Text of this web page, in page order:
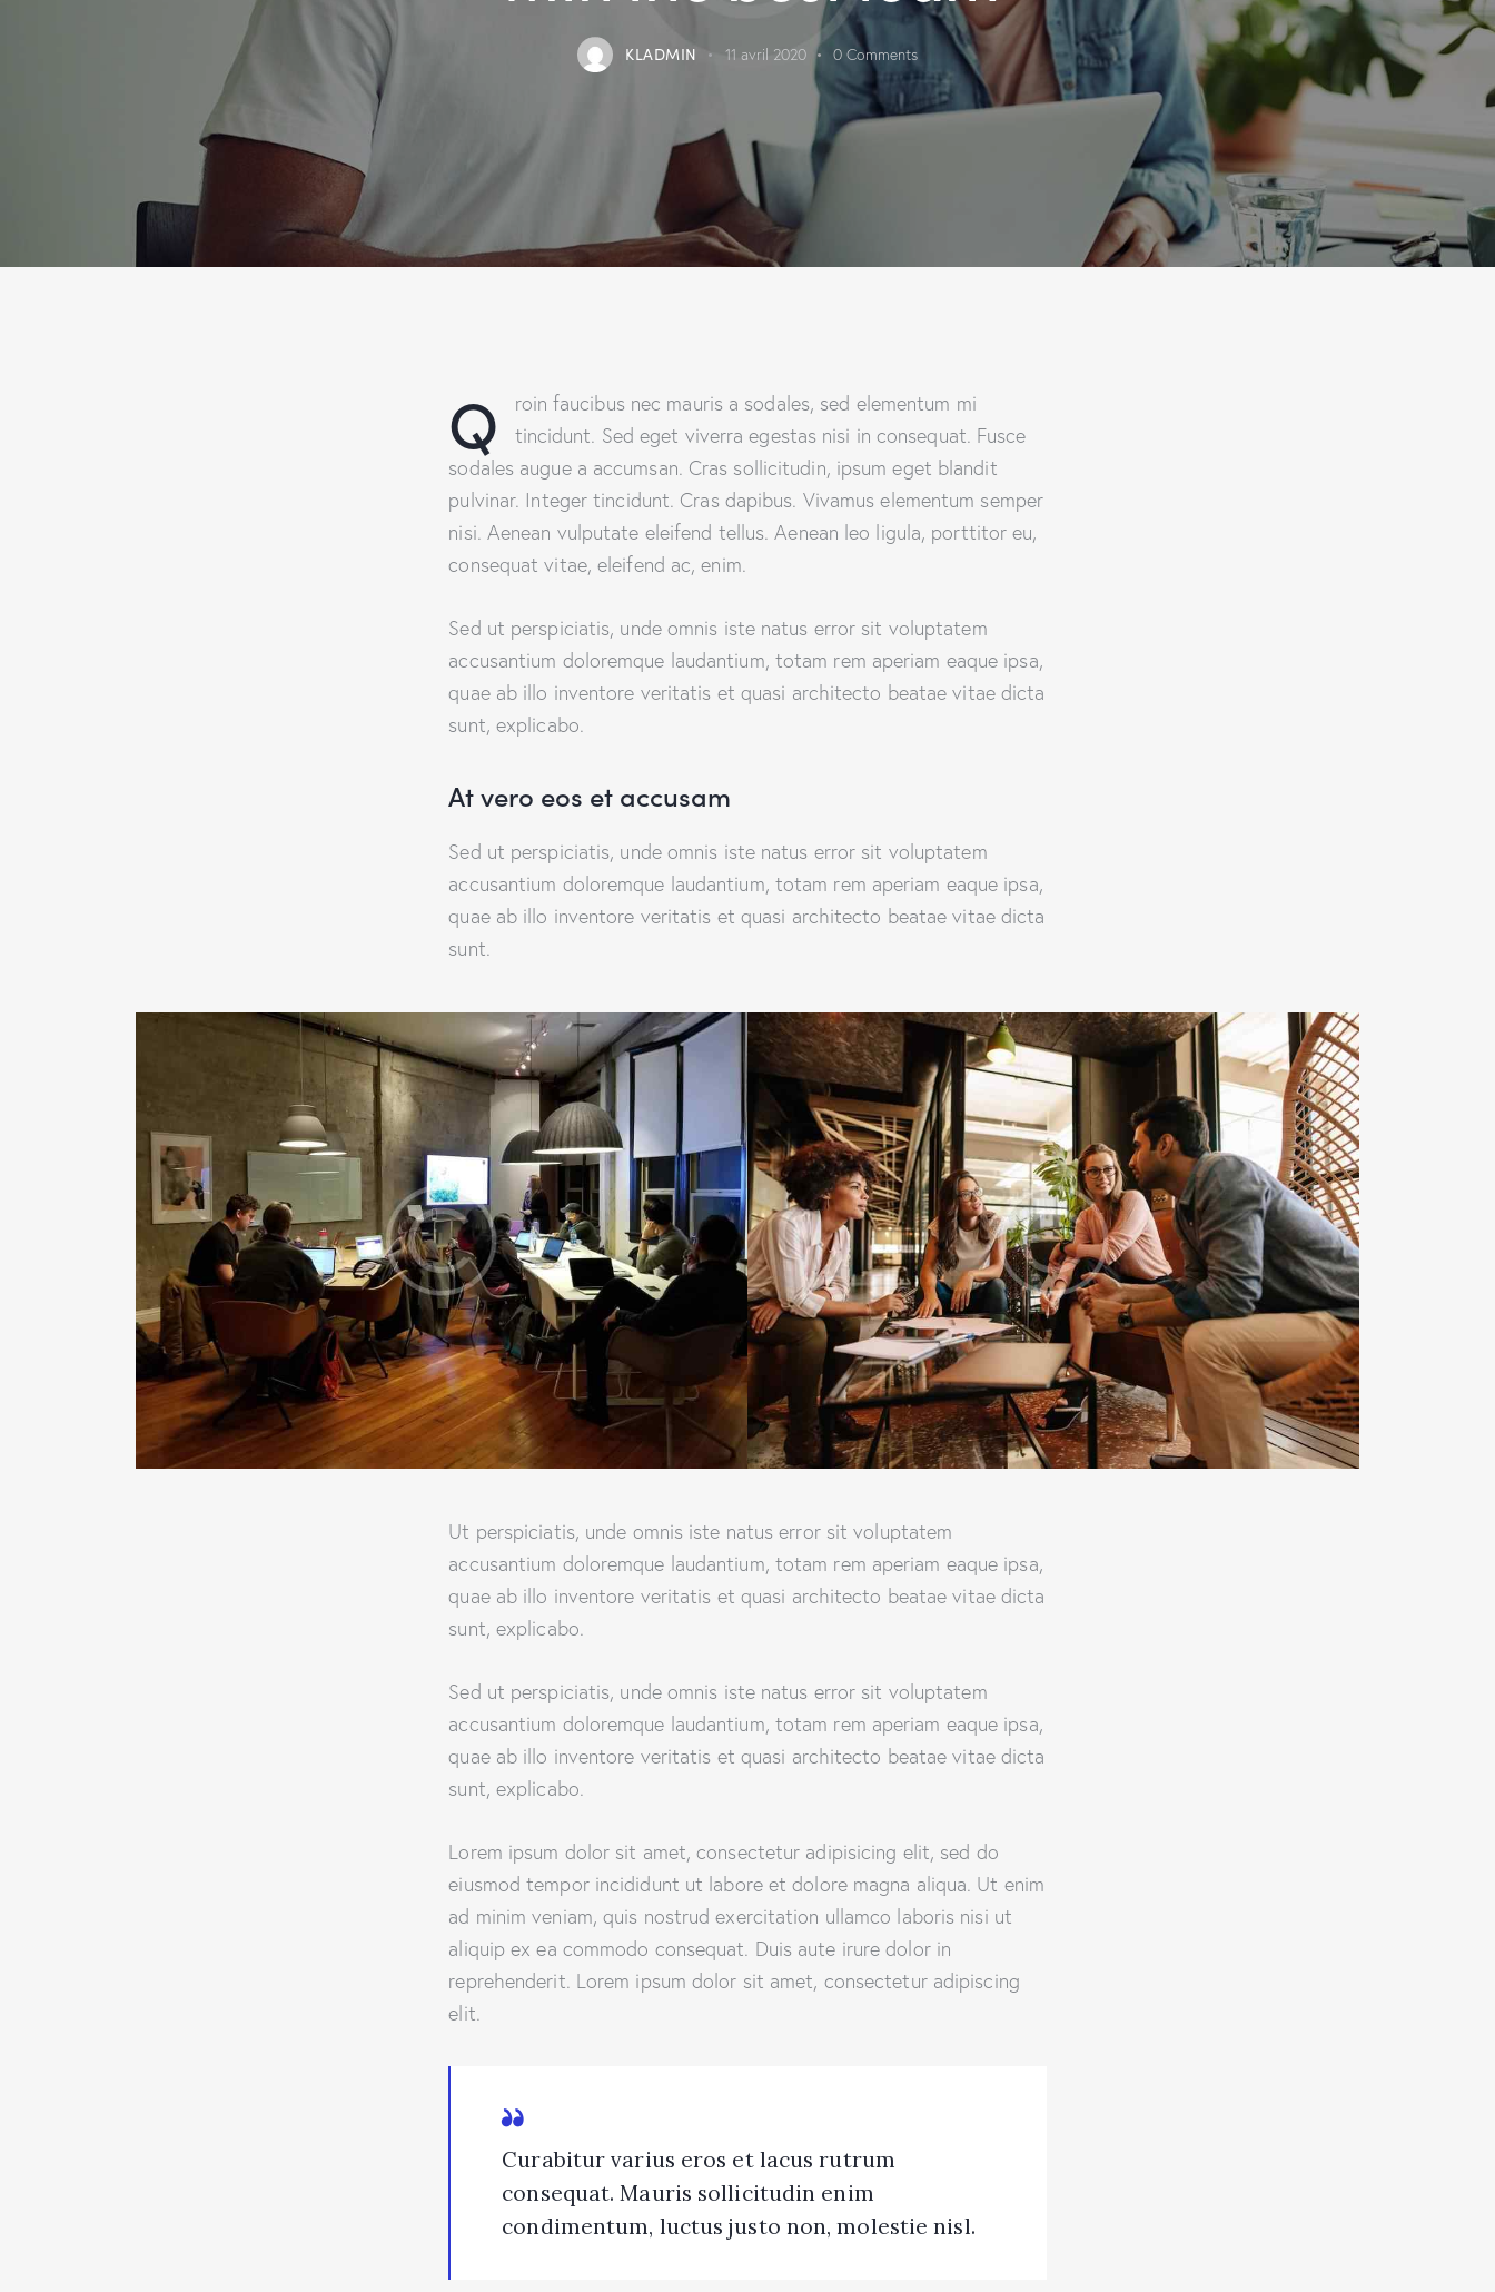
KLADMIN 11 avril 2020 0 Comments
Q
roin faucibus nec mauris a sodales, sed elementum mi
tincidunt. Sed eget viverra egestas nisi in consequat. Fusce
sodales augue a accumsan. Cras sollicitudin, ipsum eget blandit
pulvinar. Integer tincidunt. Cras dapibus. Vivamus elementum semper
nisi. Aenean vulputate eleifend tellus. Aenean leo ligula, porttitor eu,
consequat vitae, eleifend ac, enim.
Sed ut perspiciatis, unde omnis iste natus error sit voluptatem
accusantium doloremque laudantium, totam rem aperiam eaque ipsa,
quae ab illo inventore veritatis et quasi architecto beatae vitae dicta
sunt, explicabo.
At vero eos et accusam
Sed ut perspiciatis, unde omnis iste natus error sit voluptatem
accusantium doloremque laudantium, totam rem aperiam eaque ipsa,
quae ab illo inventore veritatis et quasi architecto beatae vitae dicta
sunt.
Ut perspiciatis, unde omnis iste natus error sit voluptatem
accusantium doloremque laudantium, totam rem aperiam eaque ipsa,
quae ab illo inventore veritatis et quasi architecto beatae vitae dicta
sunt, explicabo.
Sed ut perspiciatis, unde omnis iste natus error sit voluptatem
accusantium doloremque laudantium, totam rem aperiam eaque ipsa,
quae ab illo inventore veritatis et quasi architecto beatae vitae dicta
sunt, explicabo.
Lorem ipsum dolor sit amet, consectetur adipisicing elit, sed do
eiusmod tempor incididunt ut labore et dolore magna aliqua. Ut enim
ad minim veniam, quis nostrud exercitation ullamco laboris nisi ut
aliquip ex ea commodo consequat. Duis aute irure dolor in
reprehenderit. Lorem ipsum dolor sit amet, consectetur adipiscing
elit.
Curabitur varius eros et lacus rutrum
consequat. Mauris sollicitudin enim
condimentum, luctus justo non, molestie nisl.